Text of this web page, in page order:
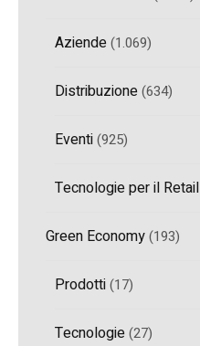
Aziende(1.069)
Distribuzione(634)
Eventi(925)
Tecnologie per il Retail
Green Economy(193)
Prodotti(17)
Tecnologie(27)